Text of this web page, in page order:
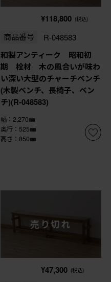
¥118,800 (税込)
商品番号 R-048583
和製アンティーク 昭和初
期 栓材 木の風合いが味わ
い深い大型のチャーチベンチ
(木製ベンチ、長椅子、ベン
チ)(R-048583)
幅：2,270㎜
奥行：525㎜
高さ：850㎜
売り切れ
¥47,300 (税込)